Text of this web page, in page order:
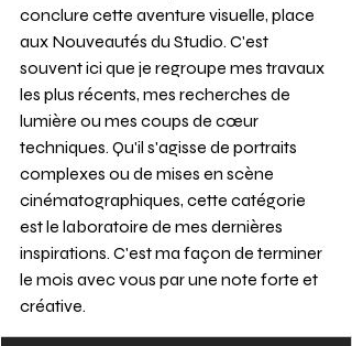
conclure cette aventure visuelle, place
aux Nouveautés du Studio. C'est
souvent ici que je regroupe mes travaux
les plus récents, mes recherches de
lumière ou mes coups de cœur
techniques. Qu'il s'agisse de portraits
complexes ou de mises en scène
cinématographiques, cette catégorie
est le laboratoire de mes dernières
inspirations. C'est ma façon de terminer
le mois avec vous par une note forte et
créative.